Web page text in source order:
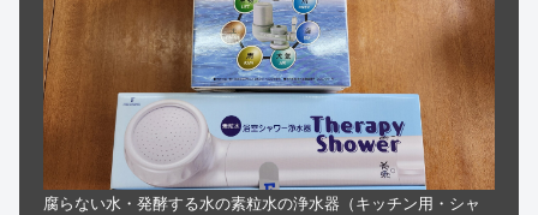
腐らない水・発酵する水の素粒水の浄水器（キッチン用・シャ